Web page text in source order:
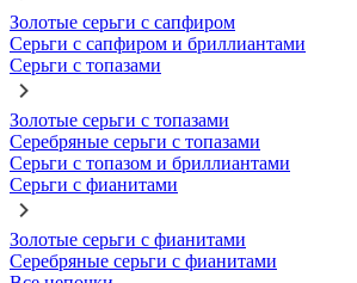
Золотые серьги с сапфиром
Серьги с сапфиром и бриллиантами
Серьги с топазами
Золотые серьги с топазами
Серебряные серьги с топазами
Серьги с топазом и бриллиантами
Серьги с фианитами
Золотые серьги с фианитами
Серебряные серьги с фианитами